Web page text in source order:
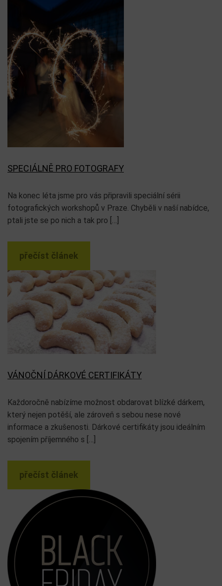
SPECIÁLNĚ PRO FOTOGRAFY
Na konec léta jsme pro vás připravili speciální sérii
fotografických workshopů v Praze. Chyběli v naší nabídce,
ptali jste se po nich a tak pro […]
přečíst článek
VÁNOČNÍ DÁRKOVÉ CERTIFIKÁTY
Každoročně nabízíme možnost obdarovat blízké dárkem,
který nejen potěší, ale zároveň s sebou nese nové
informace a zkušenosti. Dárkové certifikáty jsou ideálním
spojením příjemného s […]
přečíst článek